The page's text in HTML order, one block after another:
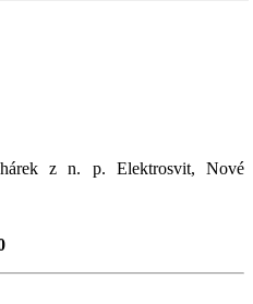
z n. p. Elektrosvit, Nové